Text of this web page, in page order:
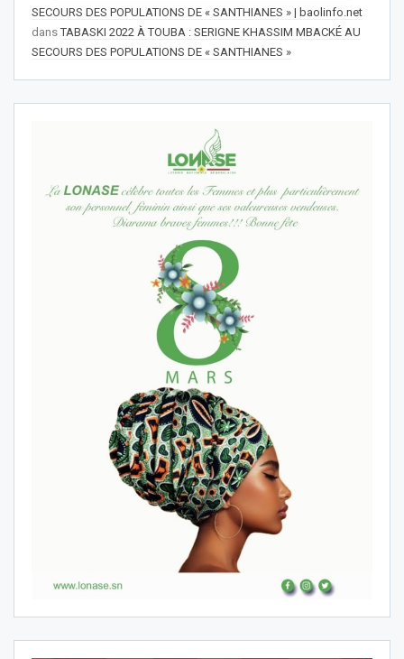
SECOURS DES POPULATIONS DE « SANTHIANES » | baolinfo.net
dansTABASKI 2022 À TOUBA : SERIGNE KHASSIM MBACKÉ AU
SECOURS DES POPULATIONS DE « SANTHIANES »